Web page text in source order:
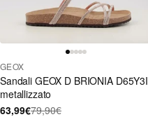
GEOX
Sandali GEOX D BRIONIA D65Y3I
metallizzato
63,99€79,90€